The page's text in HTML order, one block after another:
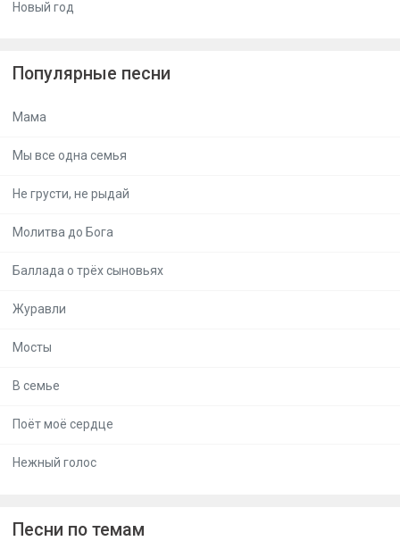
Новый год
Популярные песни
Мама
Мы все одна семья
Не грусти, не рыдай
Молитва до Бога
Баллада о трёх сыновьях
Журавли
Мосты
В семье
Поёт моё сердце
Нежный голос
Песни по темам